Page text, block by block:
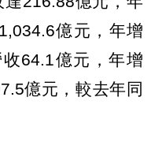
億元，年增
64.1億元，年增
億元，較去年同